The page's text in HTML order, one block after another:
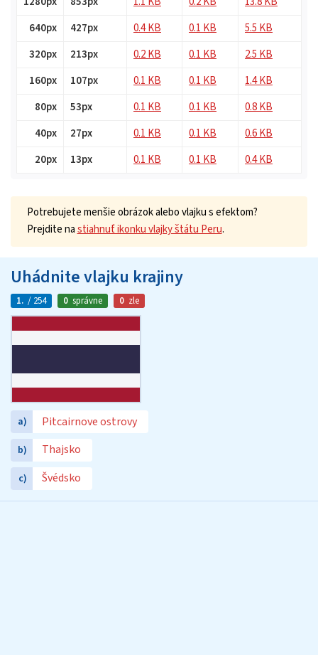
640px
427px 0.4 KB 0.1 KB
5.5 KB
320px
213px 0.2 KB 0.1 KB
2.5 KB
160px
107px 0.1 KB 0.1 KB
1.4 KB
80px
53px 0.1 KB 0.1 KB
0.8 KB
40px
27px 0.1 KB 0.1 KB
0.6 KB
20px
13px 0.1 KB 0.1 KB 0.4 KB
Potrebujete menšie obrázok alebo vlajku s efektom?
Prejdite nastiahnuť ikonku vlajky štátu Peru.
Uhádnite vlajku krajiny
1. / 254 0 správne 0 zle
a) Pitcairnove ostrovy
b) Thajsko
c) Švédsko